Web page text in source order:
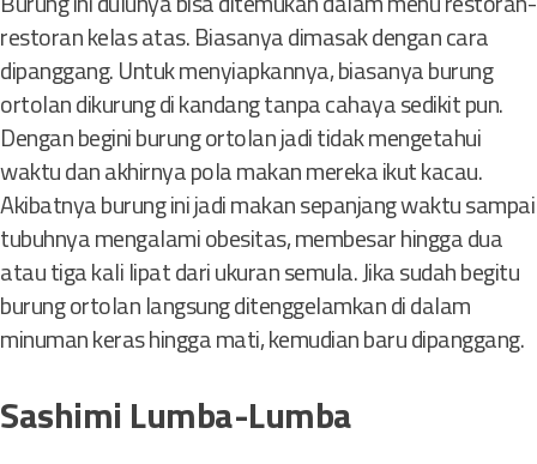
restoran kelas atas. Biasanya dimasak dengan cara
dipanggang. Untuk menyiapkannya, biasanya burung
ortolan dikurung di kandang tanpa cahaya sedikit pun.
Dengan begini burung ortolan jadi tidak mengetahui
waktu dan akhirnya pola makan mereka ikut kacau.
Akibatnya burung ini jadi makan sepanjang waktu sampai
tubuhnya mengalami obesitas, membesar hingga dua
atau tiga kali lipat dari ukuran semula. Jika sudah begitu
burung ortolan langsung ditenggelamkan di dalam
minuman keras hingga mati, kemudian baru dipanggang.
Sashimi Lumba-Lumba